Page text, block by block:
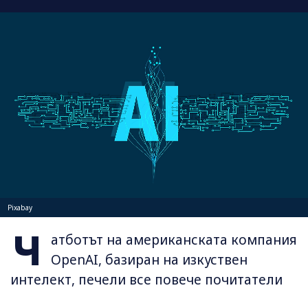
Pixabay
Ч
атботът на американската компания
OpenAI, базиран на изкуствен
интелект, печели все повече почитатели